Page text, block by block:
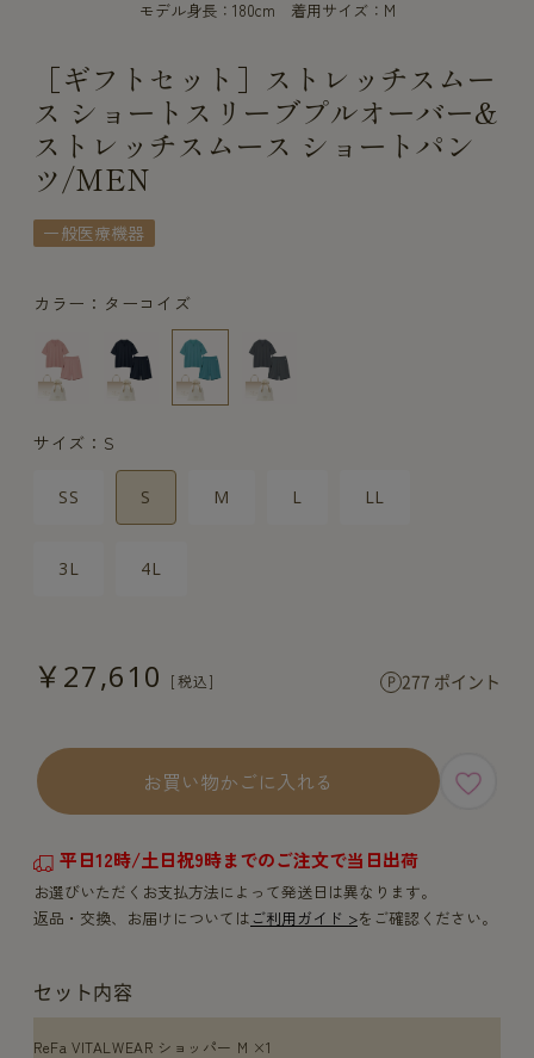
モデル身長：180cm 着用サイズ：M
［ギフトセット］ストレッチスムー
ス ショートスリーブプルオーバー&
ストレッチスムース ショートパン
ツ/MEN
一般医療機器
カラー：ターコイズ
サイズ：S
SS S M L LL
3L 4L
￥27,610 277 ポイント
お買い物かごに入れる
平日12時/土日祝9時までのご注文で当日出荷
お選びいただくお支払方法によって発送日は異なります。
返品・交換、お届けについてはご利用ガイド >をご確認ください。
セット内容
ReFa VITALWEAR ショッパー M ×1